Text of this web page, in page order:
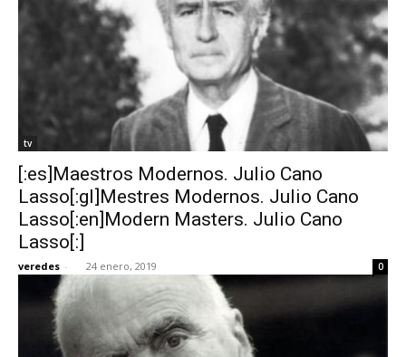
tv
[:es]Maestros Modernos. Julio Cano
Lasso[:gl]Mestres Modernos. Julio Cano
Lasso[:en]Modern Masters. Julio Cano
Lasso[:]
veredes - 24 enero, 2019 0